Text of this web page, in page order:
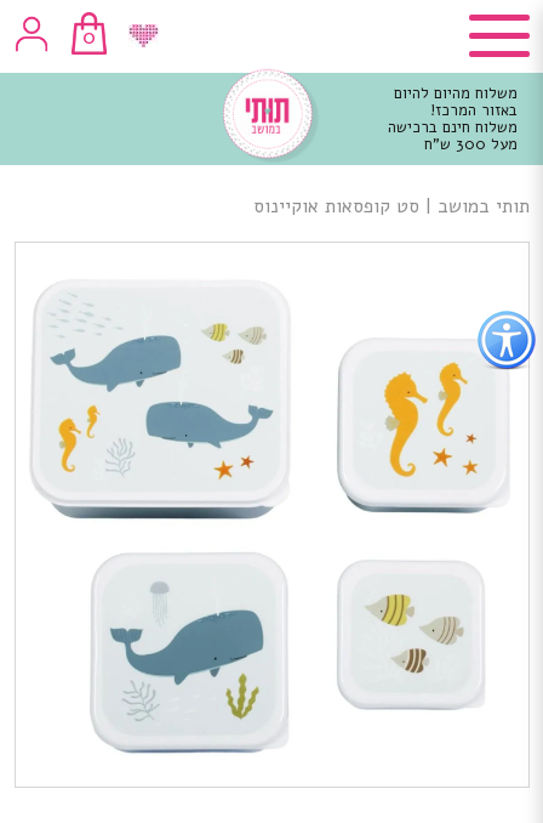
כפתור
לפתיחת
תפריט
נגישות
0
משלוח מהיום להיום
באזור המרכז!
משלוח חינם ברכישה
מעל 300 ש"ח
מרכזי
תותי במושב | סט קופסאות אוקיינוס